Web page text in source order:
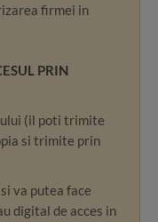
firmei in
PRIN
(il poti trimite
si trimite prin
va putea face
digital de acces in